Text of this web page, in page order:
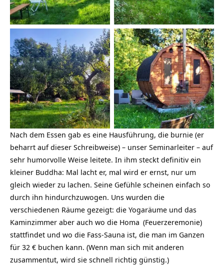
Zeltplatz Fasssauna
Nach dem Essen gab es eine Hausführung, die burnie (er
beharrt auf dieser Schreibweise) – unser Seminarleiter – auf
sehr humorvolle Weise leitete. In ihm steckt definitiv ein
kleiner Buddha: Mal lacht er, mal wird er ernst, nur um
gleich wieder zu lachen. Seine Gefühle scheinen einfach so
durch ihn hindurchzuwogen. Uns wurden die
verschiedenen Räume gezeigt: die Yogaräume und das
Kaminzimmer aber auch wo die Homa (Feuerzeremonie)
stattfindet und wo die Fass-Sauna ist, die man im Ganzen
für 32 € buchen kann. (Wenn man sich mit anderen
zusammentut, wird sie schnell richtig günstig.)